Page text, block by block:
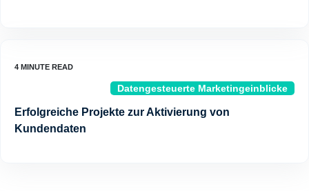
Datengesteuerte Marketingeinblicke
Erfolgreiche Projekte zur Aktivierung von
Kundendaten